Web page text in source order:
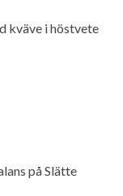
kväve i höstvete
på Slätte